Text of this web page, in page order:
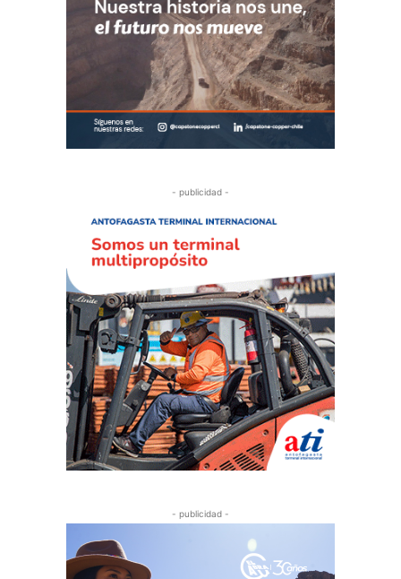
- publicidad -
- publicidad -